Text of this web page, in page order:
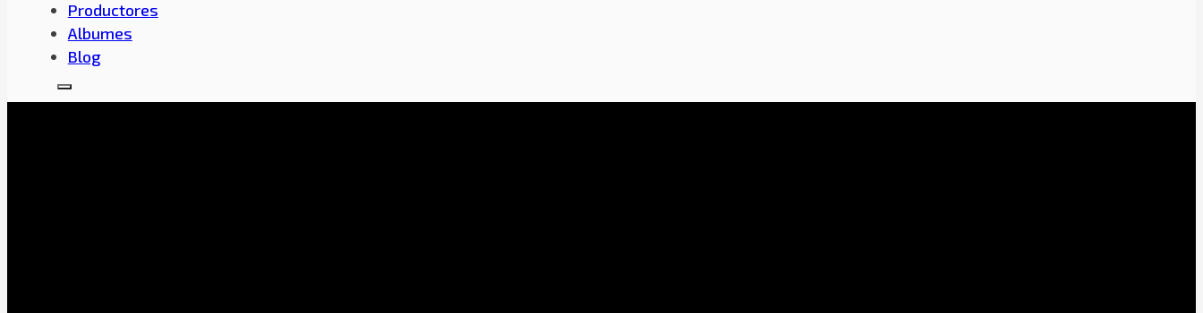
Productores
Albumes
Blog